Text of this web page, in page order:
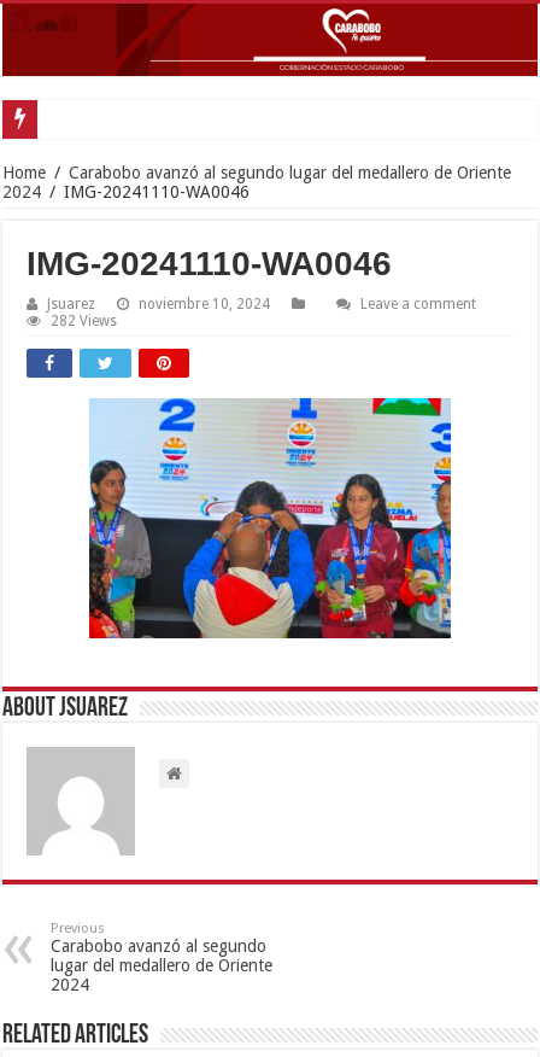
Home / Carabobo avanzó al segundo lugar del medallero de Oriente
2024 / IMG-20241110-WA0046
IMG-20241110-WA0046
Jsuarez noviembre 10, 2024
Leave a comment
282 Views
About Jsuarez
Previous
Carabobo avanzó al segundo
lugar del medallero de Oriente
2024
Related Articles